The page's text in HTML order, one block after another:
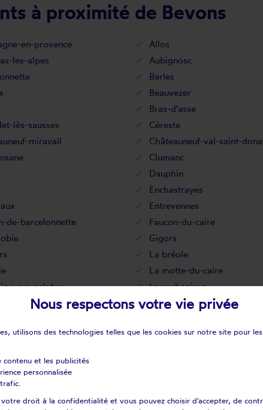
à proximité de Bevons
en-provence Allos
les-alpes Aubignosc
Barles
Beauvezer
Bras-d'asse
lès-sausses Céreste
miravail Châteauneuf-val-saint-
Clumanc
Dauphin
Enchastrayes
Entrevennes
de-barcelonnette Faucon-du-caire
Gigors
La bréole
La motte-du-caire
sur-galabre La rochegiron
Le caire
Les thuiles
augès
Mézel
Nous respectons votre vie privée
utilisons des technologies telles que les cookies sur notre site pour
contenu et les publicités
personnalisée
votre droit à la confidentialité et vous pouvez choisir d'accepter, de